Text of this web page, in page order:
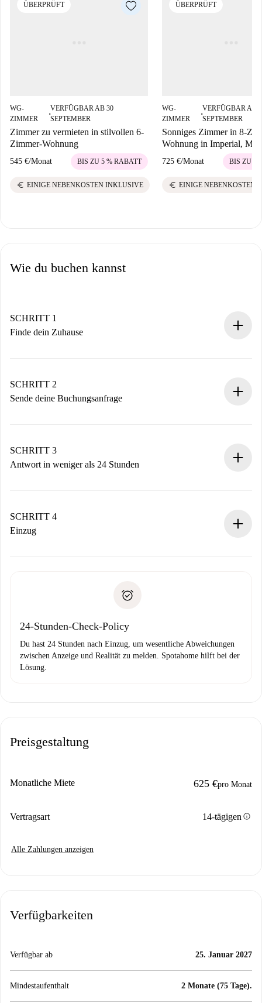
ÜBERPRÜFT
WG-
ZIMMER
■
VERFÜGBAR AB 30
SEPTEMBER
Zimmer zu vermieten in stilvollen 6-
Zimmer-Wohnung
545 €/Monat BIS ZU 5 % RABATT
euro EINIGE NEBENKOSTEN INKLUSIVE
ÜBERPRÜFT
WG-
ZIMMER
■
VERFÜGBAR AB
SEPTEMBER
Sonniges Zimmer in 8-
Wohnung in Imperial,
725 €/Monat BIS ZU 5
euro EINIGE NEBENKOSTEN
Wie du buchen kannst
SCHRITT 1
Finde dein Zuhause
Du erhältst alle notwendigen Informationen im Voraus.
SCHRITT 2
Sende deine Buchungsanfrage
Denk daran, dass wir dich erst belasten, wenn der
Vermieter zustimmt.
SCHRITT 3
Antwort in weniger als 24 Stunden
stellen den Kontakt her.
Wenn der Vermieter ablehnen muss, entstehen keine
SCHRITT 4
Einzug
24-Stunden-Check-Policy
Du hast 24 Stunden nach Einzug, um wesentliche Abweichungen
zwischen Anzeige und Realität zu melden. Spotahome hilft bei der
Lösung.
Preisgestaltung
Monatliche Miete 625 €pro Monat
Vertragsart 14-tägigen info
Alle Zahlungen anzeigen
Verfügbarkeiten
Verfügbar ab 25. Januar 2027
Mindestaufenthalt 2 Monate (75 Tage).